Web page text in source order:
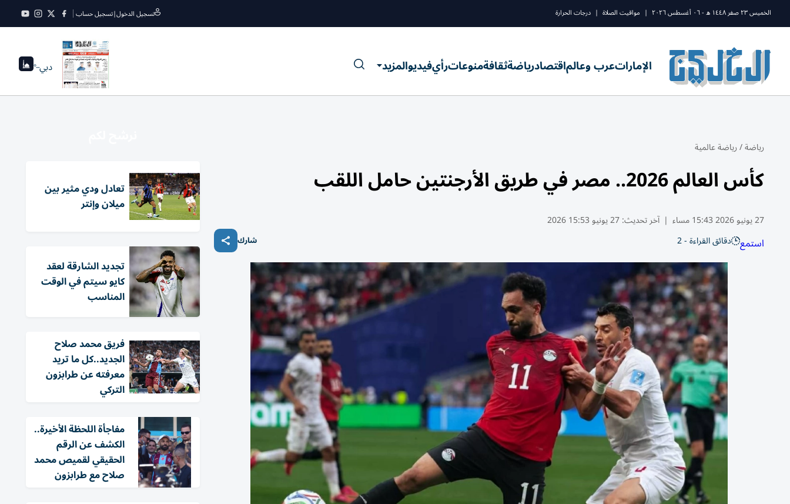
الخميس ٢٣ صفر ١٤٤٨ ه - ٠٦ أغسطس ٢٠٢٦ | مواقيت الصلاة | درجات الحرارة تسجيل الدخول|تسجيل حساب
الإماراتعرب وعالماقتصادرياضةثقافةمنوعاترأيفيديوالمزيد دبي--°
رياضة/رياضة عالمية
كأس العالم 2026.. مصر في طريق الأرجنتين حامل اللقب
27 يونيو 2026 15:43 مساء | آخر تحديث:27 يونيو 15:53 2026
استمع دقائق القراءة - 2 شارك
تعادل ودي مثير بين
ميلان وإنتر
تجديد الشارقة لعقد
كايو سيتم في الوقت
المناسب
فريق محمد صلاح
الجديد..كل ما تريد
معرفته عن طرابزون
التركي
مفاجأة اللحظة الأخيرة..
الكشف عن الرقم
الحقيقي لقميص محمد
صلاح مع طرابزون